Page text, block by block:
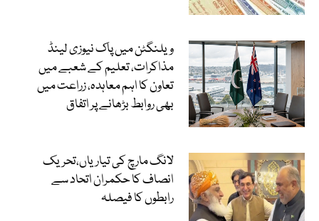
ویلنگٹن میں پاک نیوزی لینڈ
مذاکرات، تعلیم کے شعبے میں
تعاون کا اہم معاہدہ، زراعت میں
بھی روابط بڑھانے پر اتفاق
لانگ مارچ کی تیاریاں،تحریک
انصاف کا حکمران اتحاد سے
رابطوں کا فیصلہ